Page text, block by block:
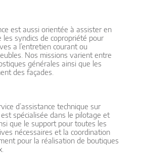
est aussi orientée à assister en
les syndics de copropriété pour
a l’entretien courant ou
Nos missions varient entre
générales ainsi que les
des façades.
d’assistance technique sur
spécialisée dans le pilotage et
que le support pour toutes les
nécessaires et la coordination
pour la réalisation de boutiques